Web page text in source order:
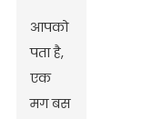
आपको
पता है,
एक
मग बस